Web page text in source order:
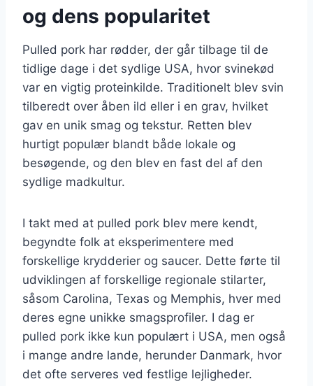
og dens popularitet
Pulled pork har rødder, der går tilbage til de
tidlige dage i det sydlige USA, hvor svinekød
var en vigtig proteinkilde. Traditionelt blev svin
tilberedt over åben ild eller i en grav, hvilket
gav en unik smag og tekstur. Retten blev
hurtigt populær blandt både lokale og
besøgende, og den blev en fast del af den
sydlige madkultur.
I takt med at pulled pork blev mere kendt,
begyndte folk at eksperimentere med
forskellige krydderier og saucer. Dette førte til
udviklingen af forskellige regionale stilarter,
såsom Carolina, Texas og Memphis, hver med
deres egne unikke smagsprofiler. I dag er
pulled pork ikke kun populært i USA, men også
i mange andre lande, herunder Danmark, hvor
det ofte serveres ved festlige lejligheder.